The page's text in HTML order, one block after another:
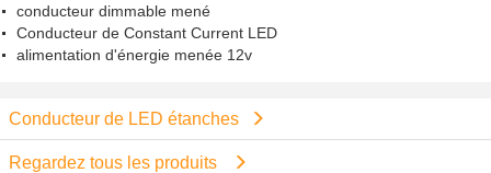
conducteur dimmable mené
Conducteur de Constant Current LED
alimentation d'énergie menée 12v
Conducteur de LED étanches
Regardez tous les produits